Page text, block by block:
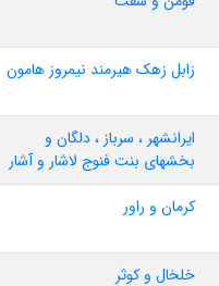
زابل زهک هیرمند نیمروز هامون
ایرانشهر ، سرباز ، دلگان و
بخشهای بنت فنوج لاشار و آشار
کرمان و راور
خلخال و کوثر